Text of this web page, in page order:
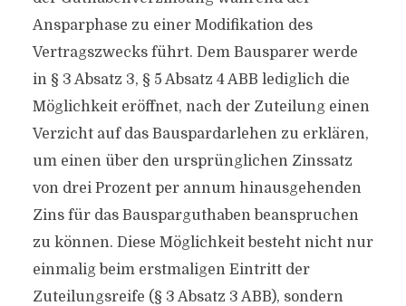
Ansparphase zu einer Modifikation des
Vertragszwecks führt. Dem Bausparer werde
in § 3 Absatz 3, § 5 Absatz 4 ABB lediglich die
Möglichkeit eröffnet, nach der Zuteilung einen
Verzicht auf das Bauspardarlehen zu erklären,
um einen über den ursprünglichen Zinssatz
von drei Prozent per annum hinausgehenden
Zins für das Bausparguthaben beanspruchen
zu können. Diese Möglichkeit besteht nicht nur
einmalig beim erstmaligen Eintritt der
Zuteilungsreife (§ 3 Absatz 3 ABB), sondern